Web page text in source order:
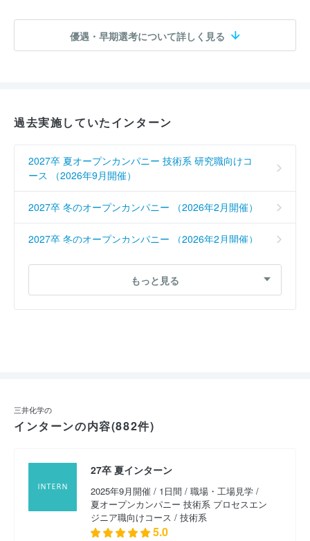
優遇・早期選考について詳しく見る
過去実施していたインターン
2027卒 夏オープンカンパニー 技術系 研究職向けコ
ース （2026年9月開催）
2027卒 冬のオープンカンパニー （2026年2月開催）
2027卒 冬のオープンカンパニー （2026年2月開催）
2026卒 夏オープンカンパニー 技術系 （2025年9月開
2027卒 夏オープンカンパニー 技術系 プロセスエン
ジニア職向けコース （2025年9月開催）
2027卒 夏オープンカンパニー 技術系 （2025年9月開
もっと見る
三井化学の
インターンの内容(882件)
27卒 夏インターン
2025年9月開催 / 1日間 / 職場・工場見学 /
夏オープンカンパニー 技術系 プロセスエン
ジニア職向けコース / 技術系
5.0